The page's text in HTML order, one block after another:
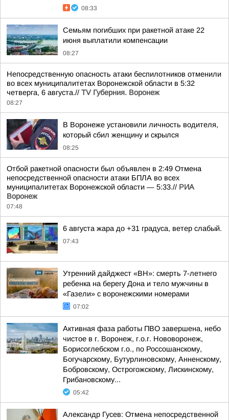
08:33
Семьям погибших при ракетной атаке 22
июня выплатили компенсации
08:27
Непосредственную опасность атаки беспилотников отменили
во всех муниципалитетах Воронежской области в 5:32
четверга, 6 августа.// TV Губерния. Воронеж
08:27
В Воронеже установили личность водителя,
который сбил женщину и скрылся
08:25
Отбой ракетной опасности был объявлен в 2:49 Отмена
непосредственной опасности атаки БПЛА во всех
муниципалитетах Воронежской области — 5:33.// РИА
Воронеж
07:48
6 августа жара до +31 градуса, ветер слабый.
07:43
Утренний дайджест «ВН»: смерть 7-летнего
ребенка на берегу Дона и тело мужчины в
«Газели» с воронежскими номерами
07:02
Активная фаза работы ПВО завершена, небо
чистое в г. Воронеж, г.о.г. Нововоронеж,
Борисоглебском г.о., по Россошанскому,
Богучарскому, Бутурлиновскому, Анненскому,
Бобровскому, Острогожскому, Лискинскому,
Грибановскому...
05:42
Александр Гусев: Отмена непосредственной